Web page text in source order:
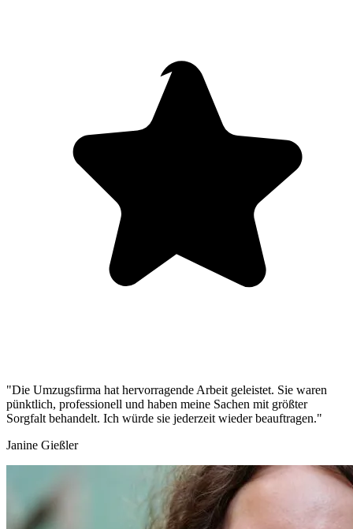
"Die Umzugsfirma hat hervorragende Arbeit geleistet. Sie waren
pünktlich, professionell und haben meine Sachen mit größter
Sorgfalt behandelt. Ich würde sie jederzeit wieder beauftragen."
Janine Gießler